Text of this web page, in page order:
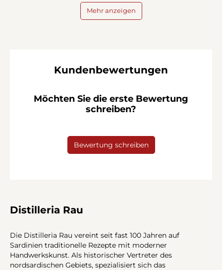
Mehr anzeigen
Kundenbewertungen
Möchten Sie die erste Bewertung
schreiben?
Bewertung schreiben
Distilleria Rau
Die Distilleria Rau vereint seit fast 100 Jahren auf
Sardinien traditionelle Rezepte mit moderner
Handwerkskunst. Als historischer Vertreter des
nordsardischen Gebiets, spezialisiert sich das